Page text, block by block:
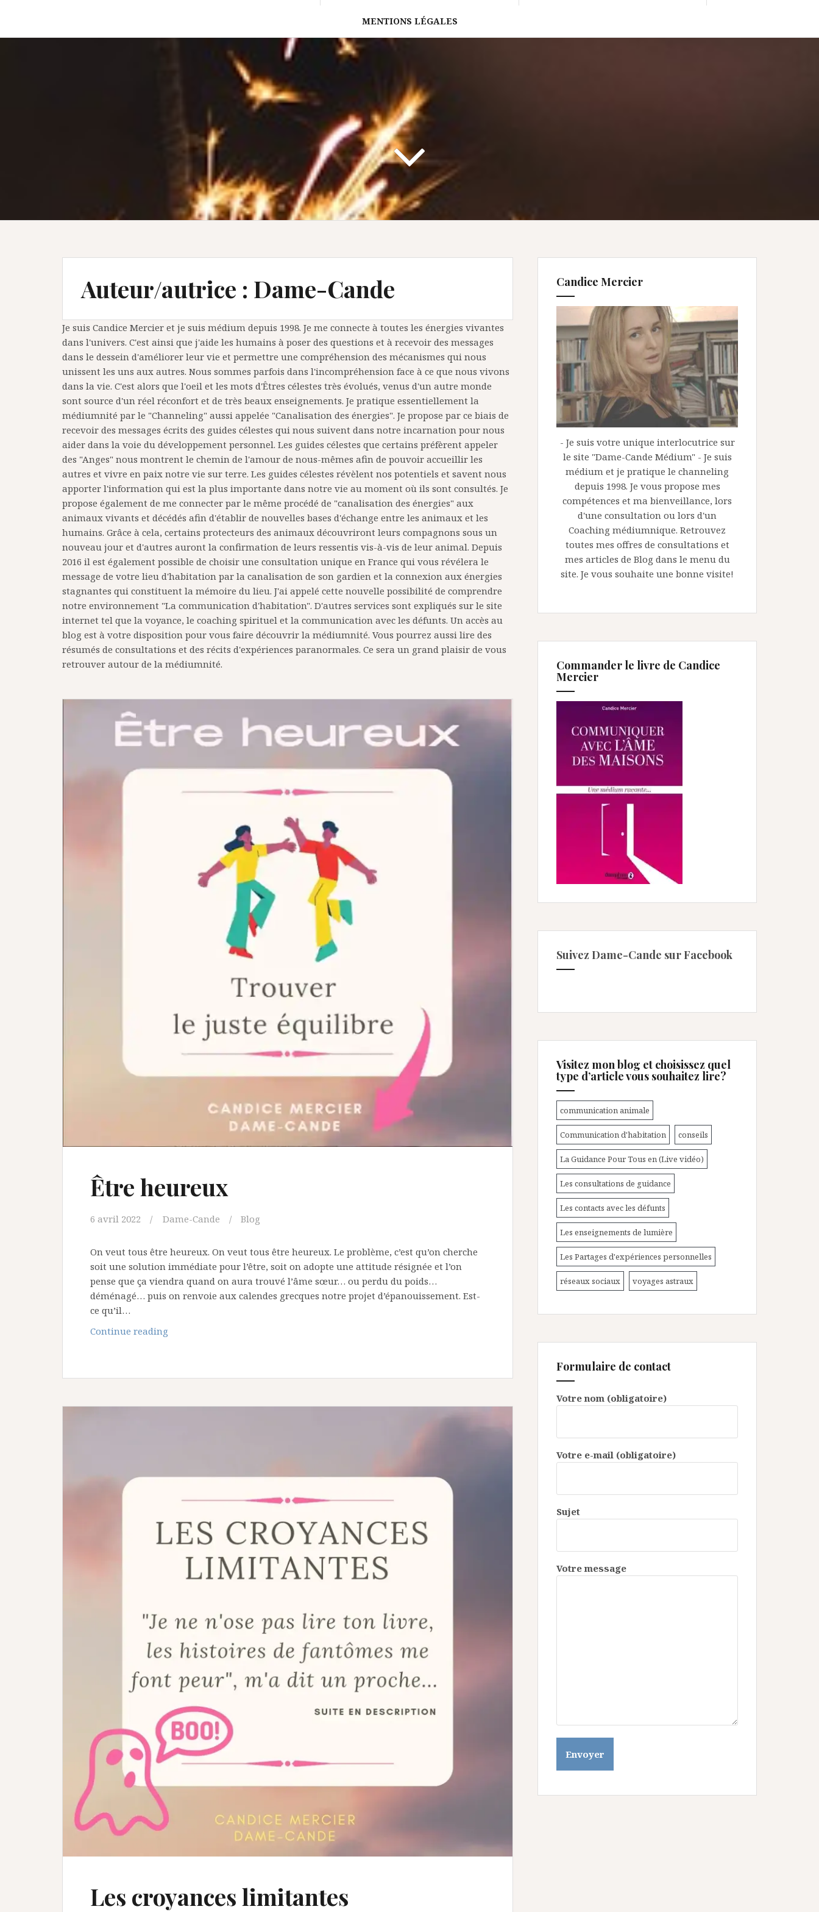
MENTIONS LÉGALES
Auteur/autrice : Dame-Cande
Je suis Candice Mercier et je suis médium depuis 1998. Je me connecte à toutes les énergies vivantes
dans l'univers. C'est ainsi que j'aide les humains à poser des questions et à recevoir des messages
dans le dessein d'améliorer leur vie et permettre une compréhension des mécanismes qui nous
unissent les uns aux autres. Nous sommes parfois dans l'incompréhension face à ce que nous vivons
dans la vie. C'est alors que l'oeil et les mots d'Êtres célestes très évolués, venus d'un autre monde
sont source d'un réel réconfort et de très beaux enseignements. Je pratique essentiellement la
médiumnité par le "Channeling" aussi appelée "Canalisation des énergies". Je propose par ce biais de
recevoir des messages écrits des guides célestes qui nous suivent dans notre incarnation pour nous
aider dans la voie du développement personnel. Les guides célestes que certains préfèrent appeler
des "Anges" nous montrent le chemin de l'amour de nous-mêmes afin de pouvoir accueillir les
autres et vivre en paix notre vie sur terre. Les guides célestes révèlent nos potentiels et savent nous
apporter l'information qui est la plus importante dans notre vie au moment où ils sont consultés. Je
propose également de me connecter par le même procédé de "canalisation des énergies" aux
animaux vivants et décédés afin d'établir de nouvelles bases d'échange entre les animaux et les
humains. Grâce à cela, certains protecteurs des animaux découvriront leurs compagnons sous un
nouveau jour et d'autres auront la confirmation de leurs ressentis vis-à-vis de leur animal. Depuis
2016 il est également possible de choisir une consultation unique en France qui vous révélera le
message de votre lieu d'habitation par la canalisation de son gardien et la connexion aux énergies
stagnantes qui constituent la mémoire du lieu. J'ai appelé cette nouvelle possibilité de comprendre
notre environnement "La communication d'habitation". D'autres services sont expliqués sur le site
internet tel que la voyance, le coaching spirituel et la communication avec les défunts. Un accès au
blog est à votre disposition pour vous faire découvrir la médiumnité. Vous pourrez aussi lire des
résumés de consultations et des récits d'expériences paranormales. Ce sera un grand plaisir de vous
retrouver autour de la médiumnité.
Être heureux
6 avril 2022 Dame-Cande Blog
On veut tous être heureux. On veut tous être heureux. Le problème, c’est qu’on cherche
soit une solution immédiate pour l’être, soit on adopte une attitude résignée et l’on
pense que ça viendra quand on aura trouvé l’âme sœur… ou perdu du poids…
déménagé… puis on renvoie aux calendes grecques notre projet d’épanouissement. Est-
ce qu’il…
Continue reading
Les croyances limitantes
Candice Mercier
- Je suis votre unique interlocutrice sur
le site "Dame-Cande Médium" - Je suis
médium et je pratique le channeling
depuis 1998. Je vous propose mes
compétences et ma bienveillance, lors
d'une consultation ou lors d'un
Coaching médiumnique. Retrouvez
toutes mes offres de consultations et
mes articles de Blog dans le menu du
site. Je vous souhaite une bonne visite!
Commander le livre de Candice
Mercier
Suivez Dame-Cande sur Facebook
Visitez mon blog et choisissez quel
type d’article vous souhaitez lire?
communication animale
Communication d'habitation conseils
La Guidance Pour Tous en (Live vidéo)
Les consultations de guidance
Les contacts avec les défunts
Les enseignements de lumière
Les Partages d'expériences personnelles
réseaux sociaux voyages astraux
Formulaire de contact
Votre nom (obligatoire)
Votre e-mail (obligatoire)
Sujet
Votre message
recevoir mon livret
(*Une confirmation va vous être envoyée afin d’éviter les emails frauduleux)